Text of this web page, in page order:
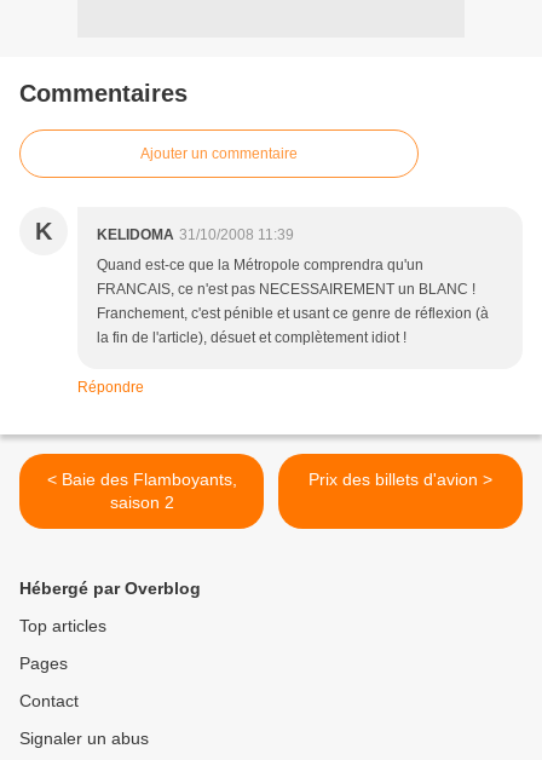
Commentaires
Ajouter un commentaire
K KELIDOMA 31/10/2008 11:39
Quand est-ce que la Métropole comprendra qu'un
FRANCAIS, ce n'est pas NECESSAIREMENT un BLANC !
Franchement, c'est pénible et usant ce genre de réflexion (à
la fin de l'article), désuet et complètement idiot !
Répondre
< Baie des Flamboyants,
saison 2
Prix des billets d'avion >
Hébergé par Overblog
Top articles
Pages
Contact
Signaler un abus